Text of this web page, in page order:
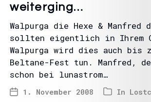
weiterging…
Walpurga die Hexe & Manfred
sollten eigentlich in Ihrem
Walpurga wird dies auch bis
Beltane-Fest tun. Manfred,
schon bei lunastrom…
1. November 2008 In